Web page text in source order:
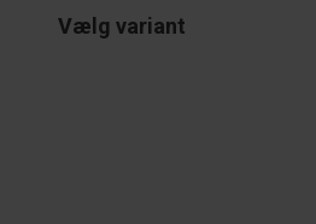
Vælg variant